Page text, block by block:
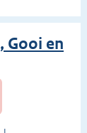
Gooi en